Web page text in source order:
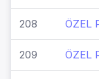
208 ÖZEL
209 ÖZEL